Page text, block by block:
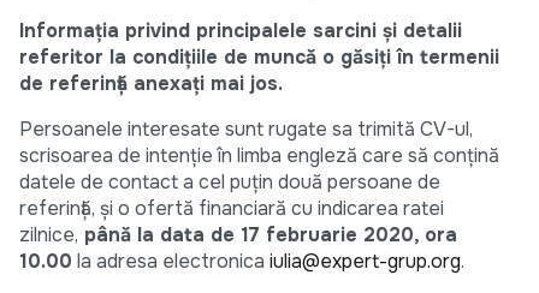
Informația privind principalele sarcini și detalii
referitor la condițiile de muncă o găsiți în termenii
de referință anexați mai jos.
Persoanele interesate sunt rugate sa trimită CV-ul,
scrisoarea de intenție în limba engleză care să conțină
datele de contact a cel puțin două persoane de
referință, și o ofertă financiară cu indicarea ratei
zilnice, până la data de 17 februarie 2020, ora
10.00 la adresa electronica iulia@expert-grup.org.